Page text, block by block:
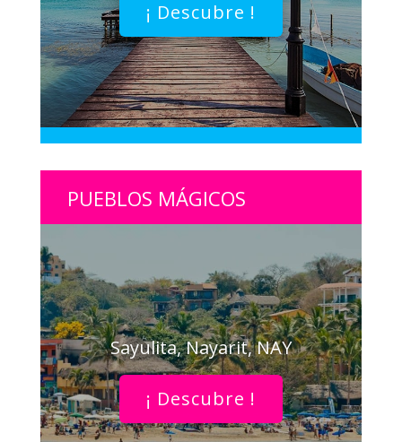
¡ Descubre !
PUEBLOS MÁGICOS
Sayulita, Nayarit, NAY
¡ Descubre !